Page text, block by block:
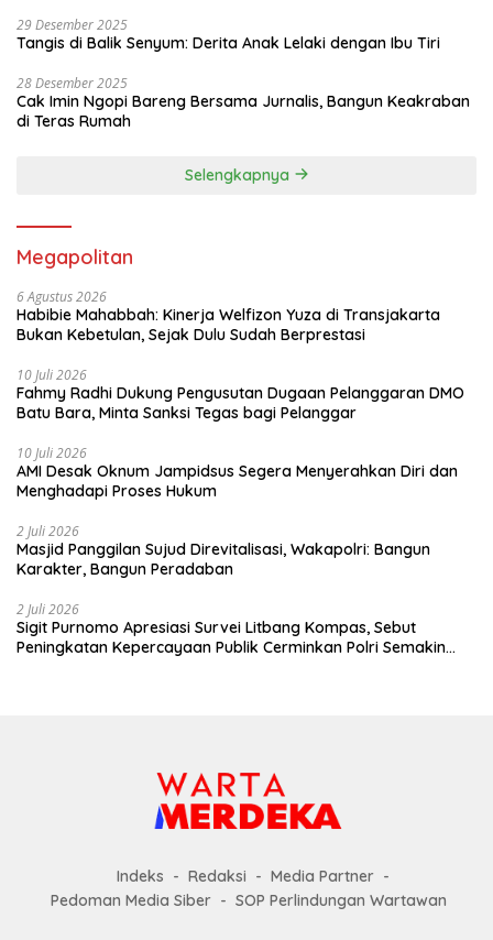
29 Desember 2025
Tangis di Balik Senyum: Derita Anak Lelaki dengan Ibu Tiri
28 Desember 2025
Cak Imin Ngopi Bareng Bersama Jurnalis, Bangun Keakraban
di Teras Rumah
Selengkapnya
Megapolitan
6 Agustus 2026
Habibie Mahabbah: Kinerja Welfizon Yuza di Transjakarta
Bukan Kebetulan, Sejak Dulu Sudah Berprestasi
10 Juli 2026
Fahmy Radhi Dukung Pengusutan Dugaan Pelanggaran DMO
Batu Bara, Minta Sanksi Tegas bagi Pelanggar
10 Juli 2026
AMI Desak Oknum Jampidsus Segera Menyerahkan Diri dan
Menghadapi Proses Hukum
2 Juli 2026
Masjid Panggilan Sujud Direvitalisasi, Wakapolri: Bangun
Karakter, Bangun Peradaban
2 Juli 2026
Sigit Purnomo Apresiasi Survei Litbang Kompas, Sebut
Peningkatan Kepercayaan Publik Cerminkan Polri Semakin
Indeks Redaksi
Media Partner
Pedoman Media Siber
SOP Perlindungan Wartawan